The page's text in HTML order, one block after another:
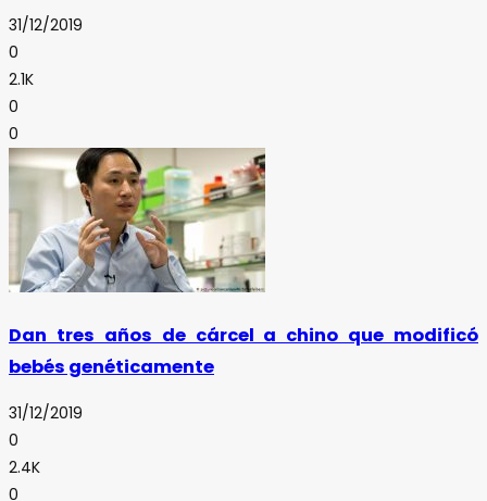
31/12/2019
0
2.1K
0
0
Dan tres años de cárcel a chino que modificó
bebés genéticamente
31/12/2019
0
2.4K
0